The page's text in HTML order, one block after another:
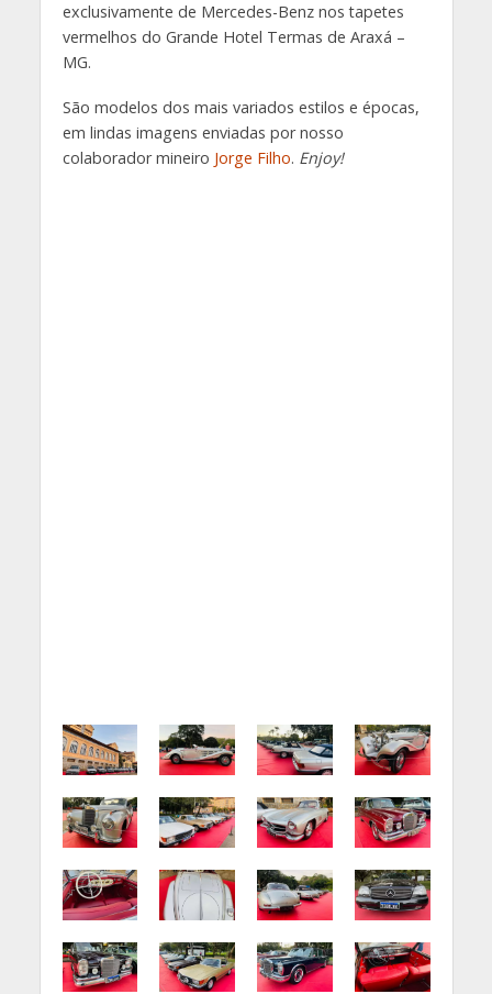
exclusivamente de Mercedes-Benz nos tapetes
vermelhos do Grande Hotel Termas de Araxá –
MG.
São modelos dos mais variados estilos e épocas,
em lindas imagens enviadas por nosso
colaborador mineiro Jorge Filho. Enjoy!